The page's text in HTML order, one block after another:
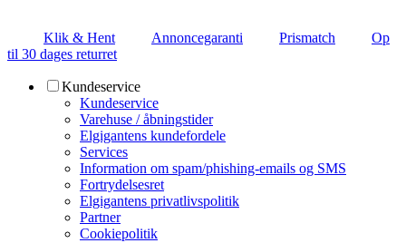
Klik & Hent Annoncegaranti Prismatch
Op
til 30 dages returret
Kundeservice
Kundeservice
Varehuse / åbningstider
Elgigantens kundefordele
Services
Information om spam/phishing-emails og SMS
Fortrydelsesret
Elgigantens privatlivspolitik
Partner
Cookiepolitik